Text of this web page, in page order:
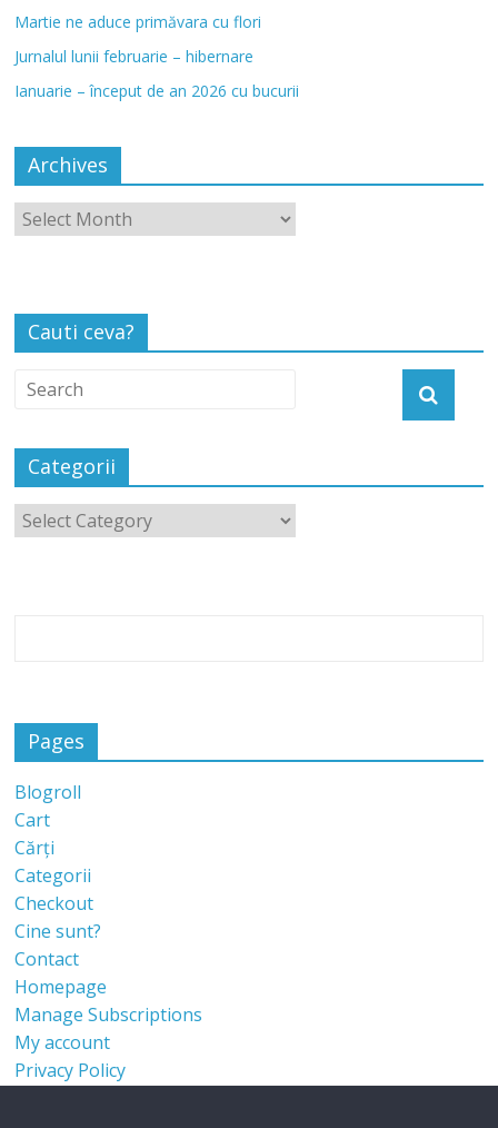
Martie ne aduce primăvara cu flori
Jurnalul lunii februarie – hibernare
Ianuarie – început de an 2026 cu bucurii
Archives
Cauti ceva?
Categorii
Pages
Blogroll
Cart
Cărți
Categorii
Checkout
Cine sunt?
Contact
Homepage
Manage Subscriptions
My account
Privacy Policy